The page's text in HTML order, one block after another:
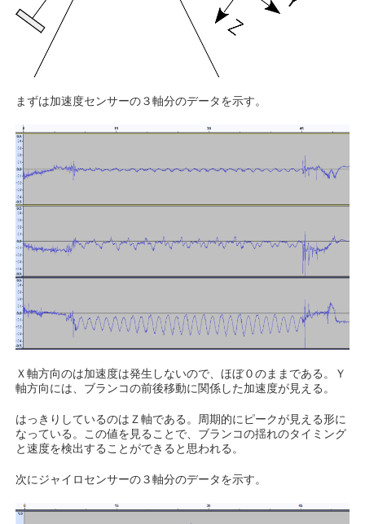
まずは加速度センサーの３軸分のデータを示す。
Ｘ軸方向のは加速度は発生しないので、ほぼ０のままである。Ｙ
軸方向には、ブランコの前後移動に関係した加速度が見える。
はっきりしているのはＺ軸である。周期的にピークが見える形に
なっている。この値を見ることで、ブランコの揺れのタイミング
と速度を検出することができると思われる。
次にジャイロセンサーの３軸分のデータを示す。